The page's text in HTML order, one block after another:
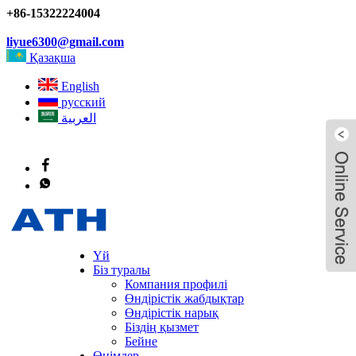
+86-15322224004
liyue6300@gmail.com
Қазақша
English
русский
العربية
Үй
Біз туралы
Компания профилі
Өндірістік жабдықтар
Өндірістік нарық
Біздің қызмет
Бейне